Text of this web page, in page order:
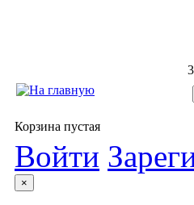
Корзина пустая
Войти
×